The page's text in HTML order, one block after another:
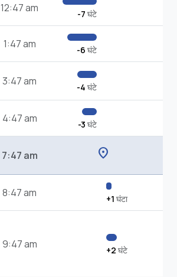
12:47 am -7 घंटे
1:47 am -6 घंटे
3:47 am -4 घंटे
4:47 am -3 घंटे
7:47 am location_on
8:47 am +1 घंटा
9:47 am +2 घंटे